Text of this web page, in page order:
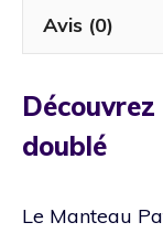
Avis (0)
doublé
Le Manteau